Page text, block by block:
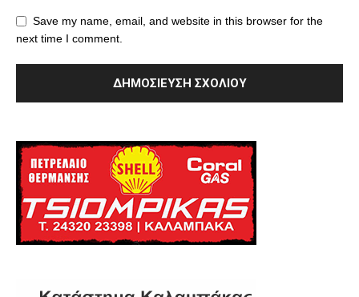
Save my name, email, and website in this browser for the
next time I comment.